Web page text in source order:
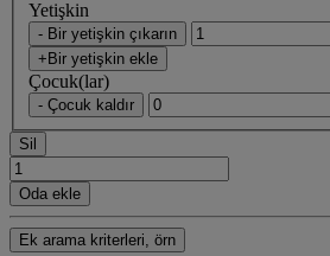
Yetişkin
- Bir yetişkin çıkarın
+Bir yetişkin ekle
Çocuk(lar)
- Çocuk kaldır
Sil
Oda ekle
Ek arama kriterleri, örn